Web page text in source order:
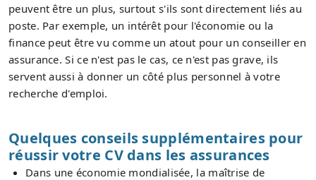
peuvent être un plus, surtout s'ils sont directement liés au
poste. Par exemple, un intérêt pour l'économie ou la
finance peut être vu comme un atout pour un conseiller en
assurance. Si ce n'est pas le cas, ce n'est pas grave, ils
servent aussi à donner un côté plus personnel à votre
recherche d'emploi.
Quelques conseils supplémentaires pour
réussir votre CV dans les assurances
Dans une économie mondialisée, la maîtrise de